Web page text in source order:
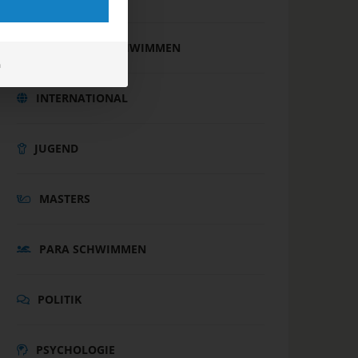
FREIWASSERSCHWIMMEN
INTERNATIONAL
JUGEND
MASTERS
PARA SCHWIMMEN
POLITIK
PSYCHOLOGIE